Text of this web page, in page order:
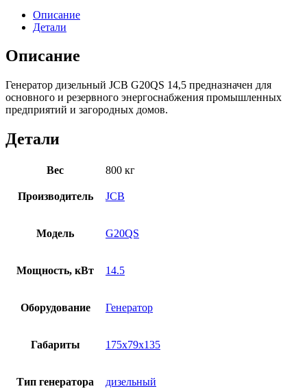
Описание
Детали
Описание
Генератор дизельный JCB G20QS 14,5 предназначен для
основного и резервного энергоснабжения промышленных
предприятий и загородных домов.
Детали
Вес 800 кг
Производитель JCB
Модель G20QS
Мощность, кВт 14.5
Оборудование Генератор
Габариты 175x79x135
Тип генератора дизельный